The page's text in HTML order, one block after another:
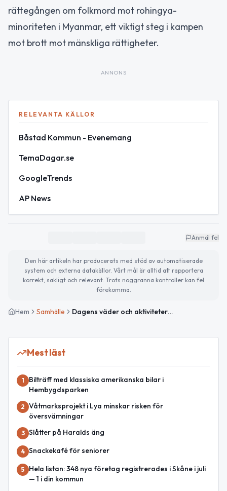
rättegången om folkmord mot rohingya-
minoriteten i Myanmar, ett viktigt steg i kampen
mot brott mot mänskliga rättigheter.
ANNONS
RELEVANTA KÄLLOR
Båstad Kommun - Evenemang
TemaDagar.se
GoogleTrends
AP News
Anmäl fel
Den här artikeln har producerats med stöd av automatiserade
system och externa datakällor. Vårt mål är alltid att rapportera
korrekt, sakligt och relevant. Trots noggranna kontroller kan fel
förekomma.
Hem Samhälle Dagens väder och aktiviteter i Båstad
Mest läst
1
Bilträff med klassiska amerikanska bilar i
Hembygdsparken
2 Våtmarksprojekt i Lya minskar risken för
översvämningar
3 Slåtter på Haralds äng
4 Snackekafé för seniorer
5
Hela listan: 348 nya företag registrerades i Skåne i juli
— 1 i din kommun